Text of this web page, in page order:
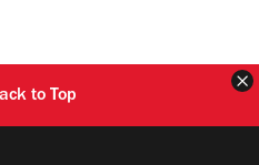
to Top